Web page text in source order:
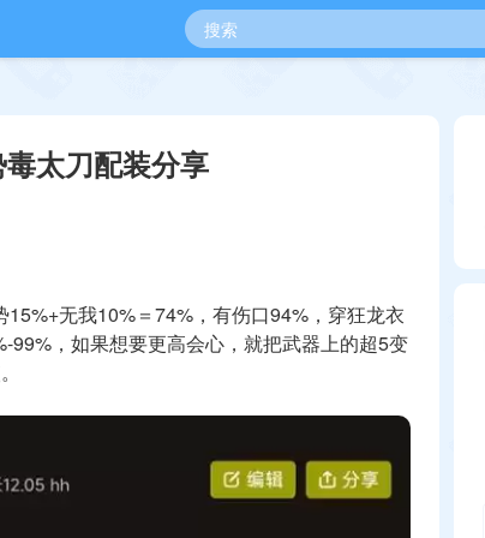
毒太刀配装分享
无我10%＝74%，有伤口94%，穿狂龙衣
99%，如果想要更高会心，就把武器上的超5变